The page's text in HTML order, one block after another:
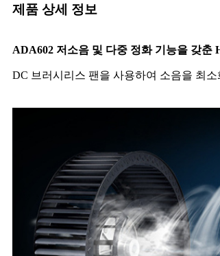
제품 상세 정보
ADA602 저소음 및 다중 정화 기능을 갖춘
DC 브러시리스 팬을 사용하여 소음을 최